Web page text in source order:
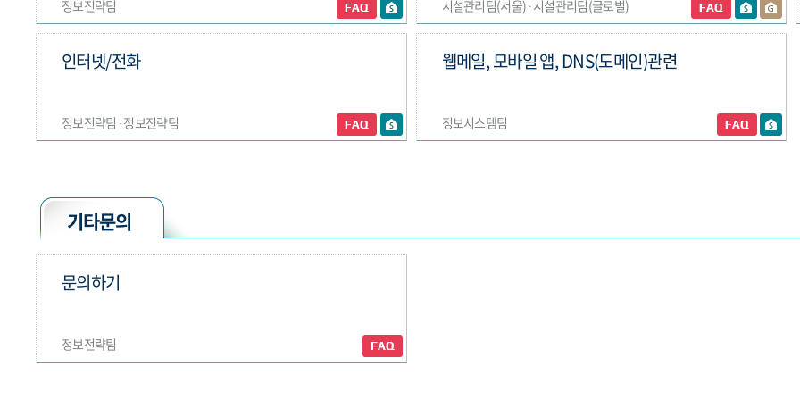
정보전략팀 시설관리팀(서울) ∙ 시설관리팀(글로벌)
정보전략팀 ∙ 정보전략팀
인터넷/전화
정보시스템팀
웹메일, 모바일 앱, DNS(도메인)관련
기타문의
정보전략팀
문의하기